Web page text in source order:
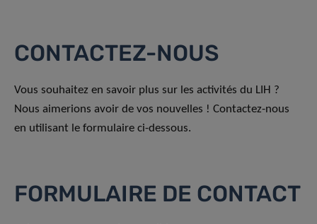
CONTACTEZ-NOUS
Vous souhaitez en savoir plus sur les activités du LIH ?
Nous aimerions avoir de vos nouvelles ! Contactez-nous
en utilisant le formulaire ci-dessous.
FORMULAIRE DE CONTACT